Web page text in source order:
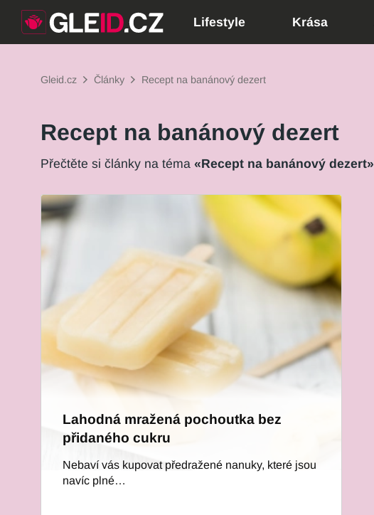
Lifestyle Krása
Gleid.cz Články Recept na banánový dezert
Recept na banánový dezert
Přečtěte si články na téma «Recept na banánový dezert»
Lahodná mražená pochoutka bez
přidaného cukru
Nebaví vás kupovat předražené nanuky, které jsou
navíc plné…